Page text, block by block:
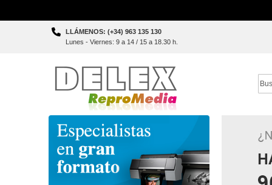
Skip
LLÁMENOS: (+34) 963 135 130
Lunes - Viernes: 9 a 14 / 15 a 18.30 h.